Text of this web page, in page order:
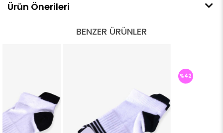
Ürün Önerileri
BENZER ÜRÜNLER